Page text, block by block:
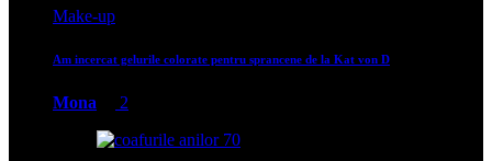
Make-up
Am incercat gelurile colorate pentru sprancene de la Kat von D
Mona 2